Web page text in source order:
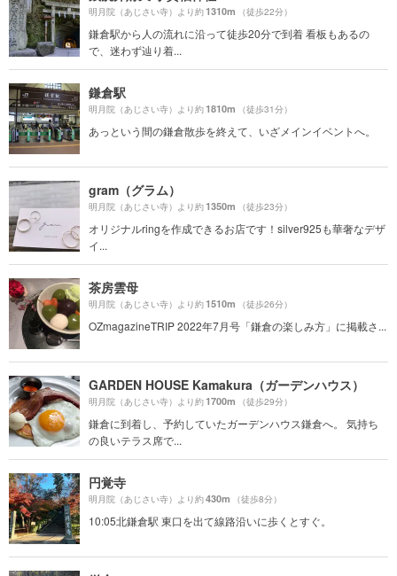
明月院（あじさい寺）より約1310m （徒歩22分）
鎌倉駅から人の流れに沿って徒歩20分で到着 看板もあるの
で、迷わず辿り着...
鎌倉駅
明月院（あじさい寺）より約1810m （徒歩31分）
あっという間の鎌倉散歩を終えて、いざメインイベントへ。
gram（グラム）
明月院（あじさい寺）より約1350m （徒歩23分）
オリジナルringを作成できるお店です！silver925も華奢なデザ
イ...
茶房雲母
明月院（あじさい寺）より約1510m （徒歩26分）
OZmagazineTRIP 2022年7月号「鎌倉の楽しみ方」に掲載さ...
GARDEN HOUSE Kamakura（ガーデンハウス）
明月院（あじさい寺）より約1700m （徒歩29分）
鎌倉に到着し、予約していたガーデンハウス鎌倉へ。 気持ち
の良いテラス席で...
円覚寺
明月院（あじさい寺）より約430m （徒歩8分）
10:05北鎌倉駅 東口を出て線路沿いに歩くとすぐ。